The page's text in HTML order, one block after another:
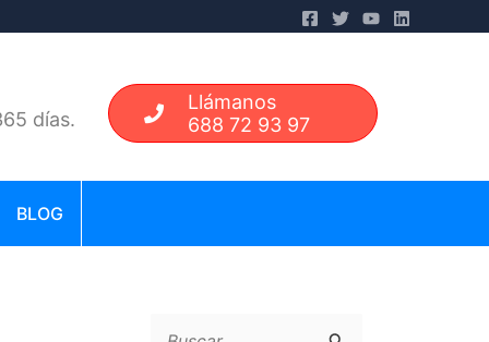
días.
Llámanos
688 72 93 97
BLOG